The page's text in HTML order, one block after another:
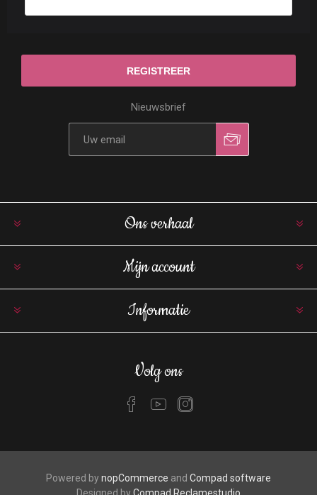
Nieuwsbrief
Ons verhaal
Mijn account
Informatie
Volg ons
Powered bynopCommerce and Compad software